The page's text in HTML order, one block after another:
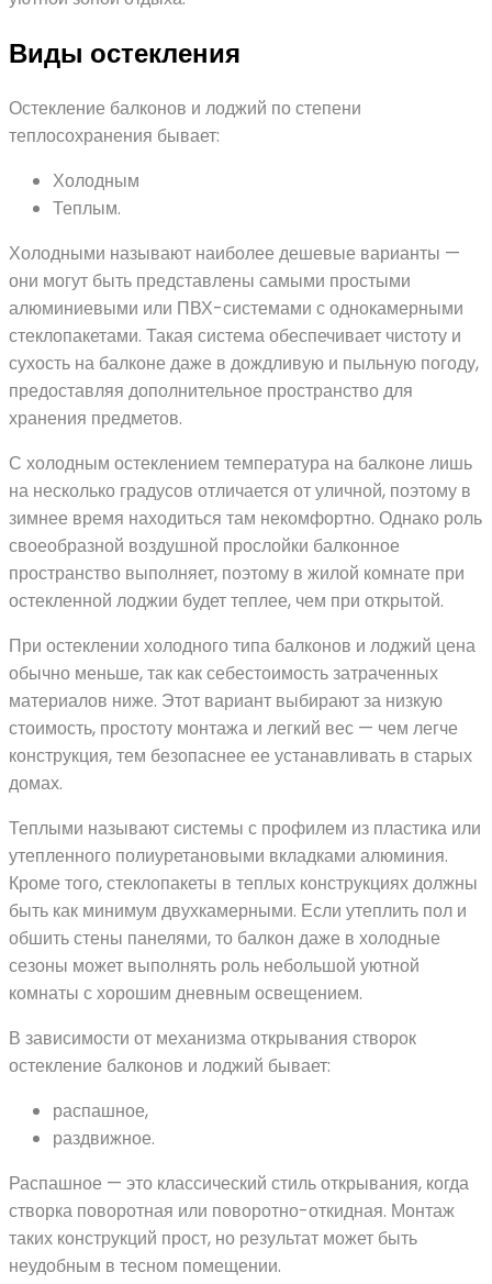
Виды остекления
Остекление балконов и лоджий по степени
теплосохранения бывает:
Холодным
Теплым.
Холодными называют наиболее дешевые варианты —
они могут быть представлены самыми простыми
алюминиевыми или ПВХ-системами с однокамерными
стеклопакетами. Такая система обеспечивает чистоту и
сухость на балконе даже в дождливую и пыльную погоду,
предоставляя дополнительное пространство для
хранения предметов.
С холодным остеклением температура на балконе лишь
на несколько градусов отличается от уличной, поэтому в
зимнее время находиться там некомфортно. Однако роль
своеобразной воздушной прослойки балконное
пространство выполняет, поэтому в жилой комнате при
остекленной лоджии будет теплее, чем при открытой.
При остеклении холодного типа балконов и лоджий цена
обычно меньше, так как себестоимость затраченных
материалов ниже. Этот вариант выбирают за низкую
стоимость, простоту монтажа и легкий вес — чем легче
конструкция, тем безопаснее ее устанавливать в старых
домах.
Теплыми называют системы с профилем из пластика или
утепленного полиуретановыми вкладками алюминия.
Кроме того, стеклопакеты в теплых конструкциях должны
быть как минимум двухкамерными. Если утеплить пол и
обшить стены панелями, то балкон даже в холодные
сезоны может выполнять роль небольшой уютной
комнаты с хорошим дневным освещением.
В зависимости от механизма открывания створок
остекление балконов и лоджий бывает:
распашное,
раздвижное.
Распашное — это классический стиль открывания, когда
створка поворотная или поворотно-откидная. Монтаж
таких конструкций прост, но результат может быть
неудобным в тесном помещении.